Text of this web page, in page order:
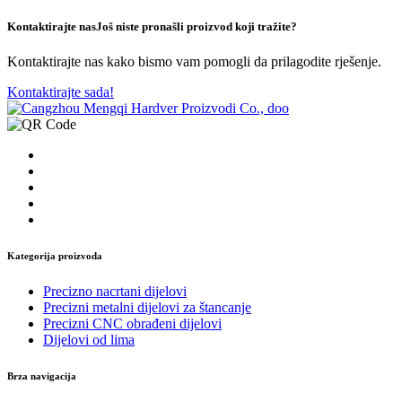
Kontaktirajte nasJoš niste pronašli proizvod koji tražite?
Kontaktirajte nas kako bismo vam pomogli da prilagodite rješenje.
Kontaktirajte sada!
Kategorija proizvoda
Precizno nacrtani dijelovi
Precizni metalni dijelovi za štancanje
Precizni CNC obrađeni dijelovi
Dijelovi od lima
Brza navigacija